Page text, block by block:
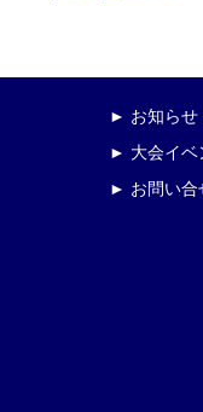
► お知らせ
► 大会イベ
► お問い合